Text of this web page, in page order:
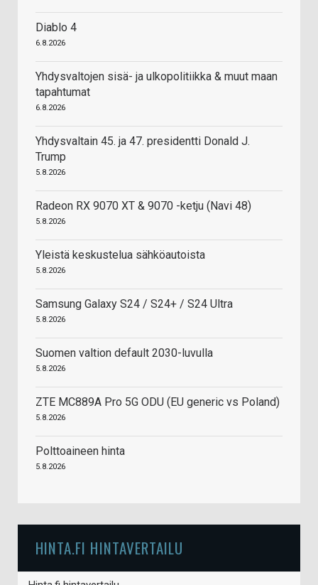
Diablo 4
6.8.2026
Yhdysvaltojen sisä- ja ulkopolitiikka & muut maan
tapahtumat
6.8.2026
Yhdysvaltain 45. ja 47. presidentti Donald J.
Trump
5.8.2026
Radeon RX 9070 XT & 9070 -ketju (Navi 48)
5.8.2026
Yleistä keskustelua sähköautoista
5.8.2026
Samsung Galaxy S24 / S24+ / S24 Ultra
5.8.2026
Suomen valtion default 2030-luvulla
5.8.2026
ZTE MC889A Pro 5G ODU (EU generic vs Poland)
5.8.2026
Polttoaineen hinta
5.8.2026
HINTA.FI HINTAVERTAILU